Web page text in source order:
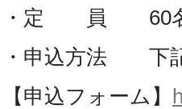
・定 員 60名（
・申込方法 下
【申込フォーム】